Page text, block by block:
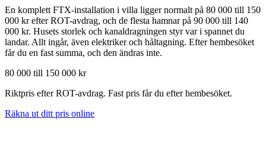
En komplett FTX-installation i villa ligger normalt på 80 000 till 150
000 kr efter ROT-avdrag, och de flesta hamnar på 90 000 till 140
000 kr. Husets storlek och kanaldragningen styr var i spannet du
landar. Allt ingår, även elektriker och håltagning. Efter hembesöket
får du en fast summa, och den ändras inte.
80 000 till 150 000 kr
Riktpris efter ROT-avdrag. Fast pris får du efter hembesöket.
Räkna ut ditt pris online